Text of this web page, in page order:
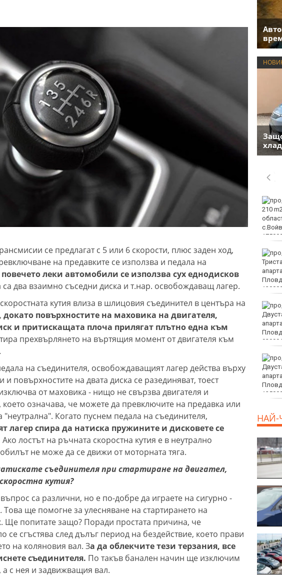
се предлагат с 5 или 6 скорости, плюс заден ход,
на предавките се използва и педала на
леки автомобили се използва сух еднодисков
са два взаимно съседни диска и т.нар. освобождаващ лагер.
кутия влиза в шлицовия съединител в центъра на
докато повърхностите на маховика на двигателя,
и притискащата плоча прилягат плътно една към
прехвърлянето на въртящия момент от двигателя към
на съединителя, освобождаващият лагер действа върху
и повърхностите на двата диска се разединяват, тоест
от маховика - нищо не свързва двигателя и
което означава, че можете да превключите на предавка или
Когато пуснем педала на съединителя,
лагер спира да натиска пружините и дисковете се
Ако лостът на ръчната скоростна кутия е в неутрално
не може да се движи от моторната тяга.
съединителя при стартиране на двигател,
кутия?
са различни, но е по-добре да играете на сигурно -
Това ще помогне за улесняване на стартирането на
Ще попитате защо? Поради простата причина, че
се сгъстява след дълъг период на бездействие, което прави
на коляновия вал. За да облекчите тези терзания, все
съединителя. По такъв банален начин ще изключим
а с нея и задвижващия вал.
инфекции за седмица
във Варненско
Вечерен крос ще се
проведе тази събота в
Морската градина на
Варна
Тази събота: откриват
ловния сезон за пернат
Атлетик (Провадия) за
НАЙ-